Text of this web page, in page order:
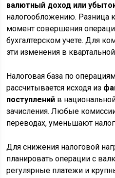
валютный доход или
налогообложению. Разница
момент совершения
бухгалтерском учете. Для
эти изменения в
Налоговая база по
рассчитывается исходя из
поступлений в
зачисления. Любые
переводах, уменьшают
Для снижения налоговой
планировать операции с
регулярные платежи и